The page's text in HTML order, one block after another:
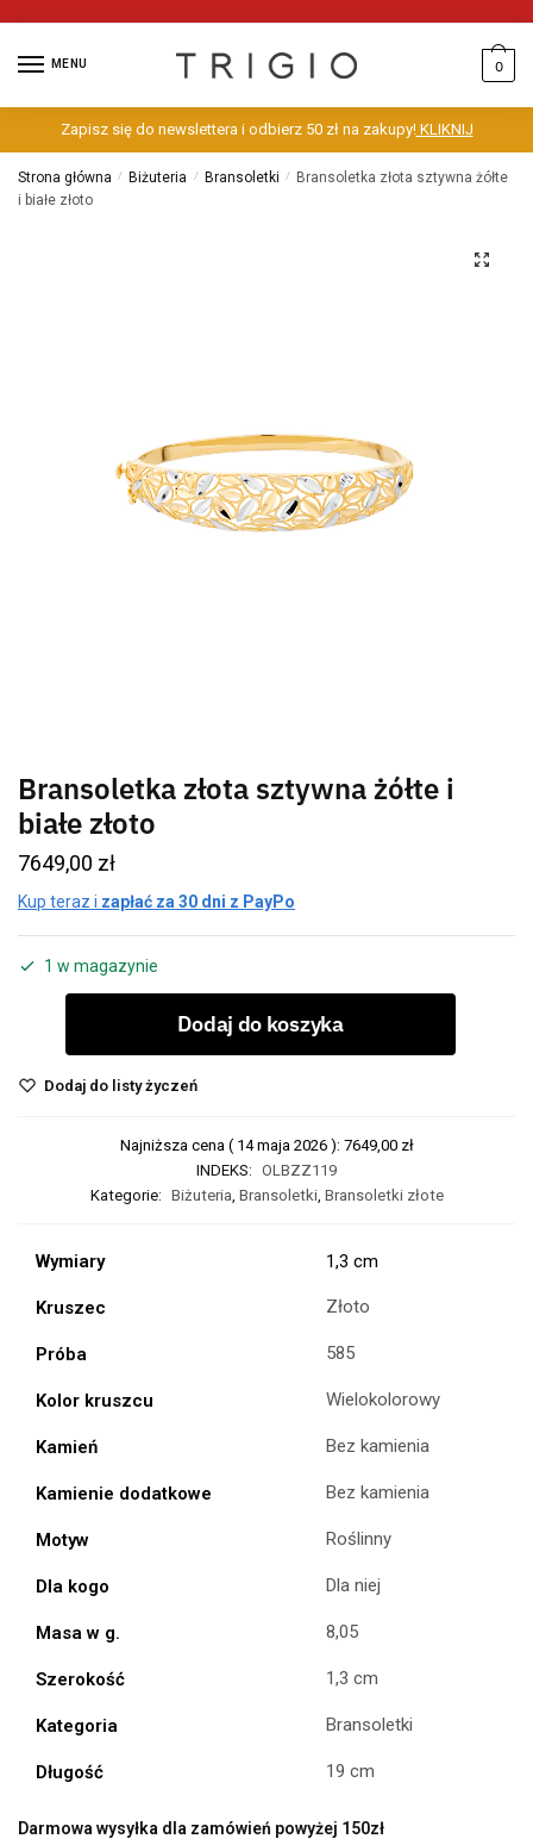
MENU 0
Zapisz się do newslettera i odbierz 50 zł na zakupy!KLIKNIJ
Strona główna / Biżuteria / Bransoletki /
Bransoletka złota sztywna żółte
i białe złoto
Bransoletka złota sztywna żółte i
białe złoto
7649,00 zł
Kup teraz i zapłać za 30 dni z PayPo
1 w magazynie
Dodaj do koszyka
Dodaj do listy życzeń
Najniższa cena (14 maja 2026): 7649,00 zł
INDEKS: OLBZZ119
Kategorie: Biżuteria, Bransoletki, Bransoletki złote
Wymiary 1,3 cm
Kruszec Złoto
Próba 585
Kolor kruszcu Wielokolorowy
Kamień Bez kamienia
Kamienie dodatkowe Bez kamienia
Motyw Roślinny
Dla kogo Dla niej
Masa w g. 8,05
Szerokość 1,3 cm
Kategoria Bransoletki
Długość 19 cm
Darmowa wysyłka dla zamówień powyżej 150zł